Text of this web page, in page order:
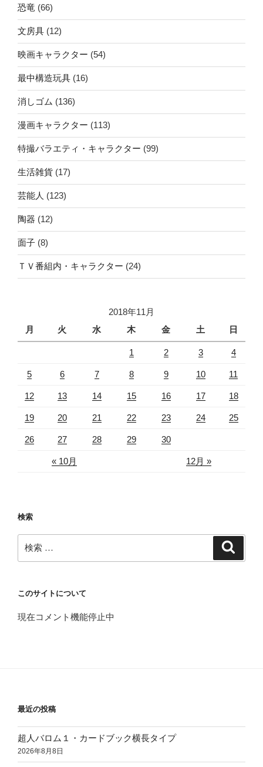
恐竜 (66)
文房具 (12)
映画キャラクター (54)
最中構造玩具 (16)
消しゴム (136)
漫画キャラクター (113)
特撮バラエティ・キャラクター (99)
生活雑貨 (17)
芸能人 (123)
陶器 (12)
面子 (8)
ＴＶ番組内・キャラクター (24)
2018年11月
月
火 水 木 金 土 日
« 10月 12月 »
1 2 3 4
5 6 7 8 9 10 11
12 13 14 15 16 17 18
19 20 21 22 23 24 25
26 27 28 29 30
検索
検
索:
このサイトについて
現在コメント機能停止中
最近の投稿
超人バロム１・カードブック横長タイプ
2026年8月8日